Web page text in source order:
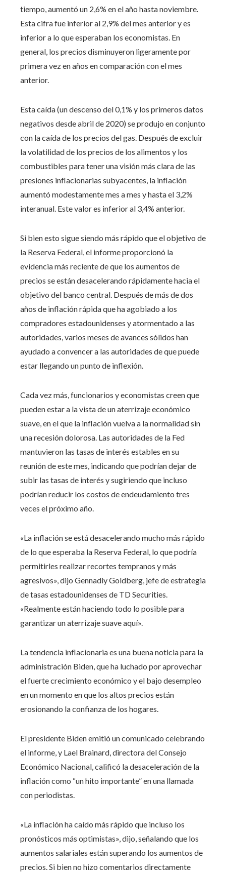
tiempo, aumentó un 2,6% en el año hasta noviembre.
Esta cifra fue inferior al 2,9% del mes anterior y es
inferior a lo que esperaban los economistas. En
general, los precios disminuyeron ligeramente por
primera vez en años en comparación con el mes
anterior.
Esta caída (un descenso del 0,1% y los primeros datos
negativos desde abril de 2020) se produjo en conjunto
con la caída de los precios del gas. Después de excluir
la volatilidad de los precios de los alimentos y los
combustibles para tener una visión más clara de las
presiones inflacionarias subyacentes, la inflación
aumentó modestamente mes a mes y hasta el 3,2%
interanual. Este valor es inferior al 3,4% anterior.
Si bien esto sigue siendo más rápido que el objetivo de
la Reserva Federal, el informe proporcionó la
evidencia más reciente de que los aumentos de
precios se están desacelerando rápidamente hacia el
objetivo del banco central. Después de más de dos
años de inflación rápida que ha agobiado a los
compradores estadounidenses y atormentado a las
autoridades, varios meses de avances sólidos han
ayudado a convencer a las autoridades de que puede
estar llegando un punto de inflexión.
Cada vez más, funcionarios y economistas creen que
pueden estar a la vista de un aterrizaje económico
suave, en el que la inflación vuelva a la normalidad sin
una recesión dolorosa. Las autoridades de la Fed
mantuvieron las tasas de interés estables en su
reunión de este mes, indicando que podrían dejar de
subir las tasas de interés y sugiriendo que incluso
podrían reducir los costos de endeudamiento tres
veces el próximo año.
«La inflación se está desacelerando mucho más rápido
de lo que esperaba la Reserva Federal, lo que podría
permitirles realizar recortes tempranos y más
agresivos», dijo Gennadiy Goldberg, jefe de estrategia
de tasas estadounidenses de TD Securities.
«Realmente están haciendo todo lo posible para
garantizar un aterrizaje suave aquí».
La tendencia inflacionaria es una buena noticia para la
administración Biden, que ha luchado por aprovechar
el fuerte crecimiento económico y el bajo desempleo
en un momento en que los altos precios están
erosionando la confianza de los hogares.
El presidente Biden emitió un comunicado celebrando
el informe, y Lael Brainard, directora del Consejo
Económico Nacional, calificó la desaceleración de la
inflación como “un hito importante” en una llamada
con periodistas.
«La inflación ha caído más rápido que incluso los
pronósticos más optimistas», dijo, señalando que los
aumentos salariales están superando los aumentos de
precios. Si bien no hizo comentarios directamente